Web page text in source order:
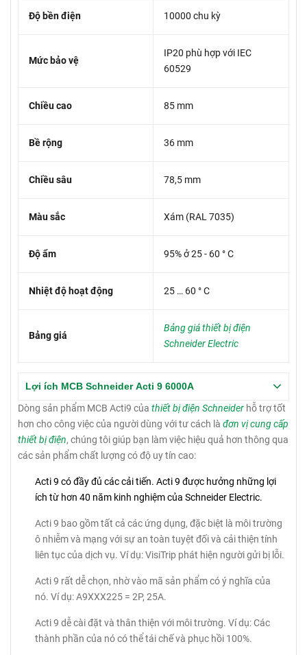
Độ bền điện 10000 chu kỳ
Mức bảo vệ
IP20 phù hợp với IEC
60529
Chiều cao 85 mm
Bề rộng 36 mm
Chiều sâu 78,5 mm
Màu sắc Xám (RAL 7035)
Độ ẩm 95% ở 25 - 60 ° C
Nhiệt độ hoạt động 25 … 60 ° C
Bảng giá
Bảng giá thiết bị điện
Schneider Electric
Lợi ích MCB Schneider Acti 9 6000A
Dòng sản phẩm MCB Acti9 của thiết bị điện Schneider hỗ trợ tốt
hơn cho công việc của người dùng với tư cách là đơn vị cung cấp
thiết bị điện, chúng tôi giúp bạn làm việc hiệu quả hơn thông qua
các sản phẩm chất lượng có độ uy tín cao:
Acti 9 có đầy đủ các cải tiến. Acti 9 được hưởng những lợi
ích từ hơn 40 năm kinh nghiệm của Schneider Electric.
Acti 9 bao gồm tất cả các ứng dụng, đặc biệt là môi trường
ô nhiễm và mạng với sự an toàn tuyệt đối và cải thiện tính
liên tục của dịch vụ. Ví dụ: VisiTrip phát hiện người gửi bị lỗi.
Acti 9 rất dễ chọn, nhờ vào mã sản phẩm có ý nghĩa của
nó. Ví dụ: A9XXX225 = 2P, 25A.
Acti 9 dễ cài đặt và thân thiện với môi trường. Ví dụ: Các
thành phần của nó có thể tái chế và phục hồi 100%.